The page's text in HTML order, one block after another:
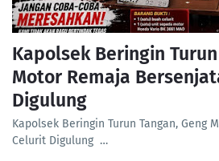
Kapolsek Beringin
Motor Remaja
Digulung
Kapolsek Beringin Turun Tangan, Geng
Celurit Digulung …